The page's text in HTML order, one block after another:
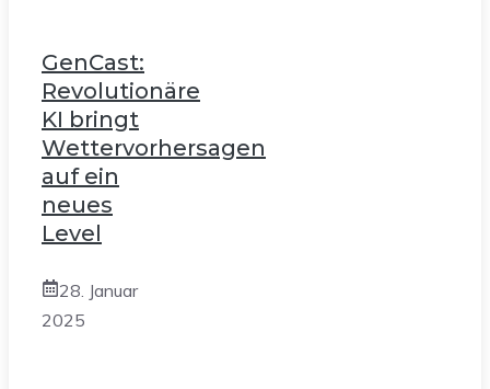
GenCast:
Revolutionäre
KI bringt
Wettervorhersagen
auf ein
neues
Level
28. Januar
2025